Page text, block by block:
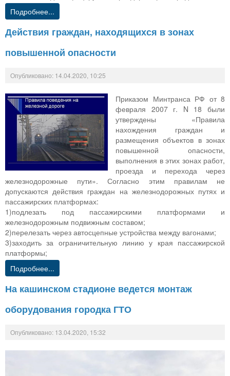
Подробнее...
Действия граждан, находящихся в зонах
повышенной опасности
Опубликовано: 14.04.2020, 10:25
Приказом Минтранса РФ от 8
февраля 2007 г. N 18 были
утверждены «Правила
нахождения граждан и
размещения объектов в зонах
повышенной опасности,
выполнения в этих зонах работ,
проезда и перехода через
железнодорожные пути». Согласно этим правилам не
допускаются действия граждан на железнодорожных путях и
пассажирских платформах:
1)подлезать под пассажирскими платформами и
железнодорожным подвижным составом;
2)перелезать через автосцепные устройства между вагонами;
3)заходить за ограничительную линию у края пассажирской
платформы;
Подробнее...
На кашинском стадионе ведется монтаж
оборудования городка ГТО
Опубликовано: 13.04.2020, 15:32